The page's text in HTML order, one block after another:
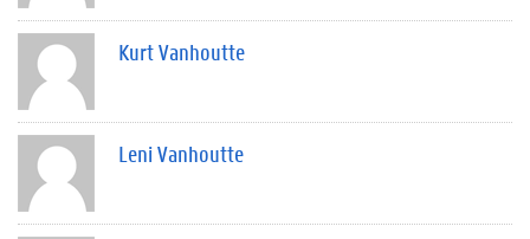
Kurt Vanhoutte
Leni Vanhoutte